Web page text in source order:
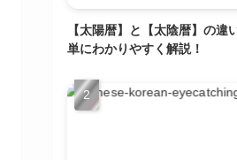
【太陽暦】と【太陰暦】の違
単にわかりやすく解説！